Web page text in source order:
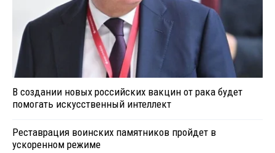
В создании новых российских вакцин от рака будет
помогать искусственный интеллект
Реставрация воинских памятников пройдет в
ускоренном режиме